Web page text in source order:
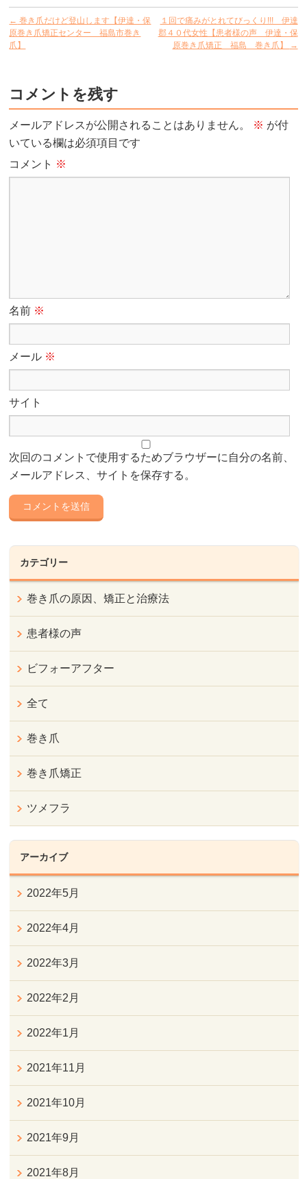
← 巻き爪だけど登山します【伊達・保
原巻き爪矯正センター 福島市巻き
爪】
１回で痛みがとれてびっくり!!! 伊達
郡４０代女性【患者様の声 伊達・保
原巻き爪矯正 福島 巻き爪】
→
コメントを残す
メールアドレスが公開されることはありません。 ※ が付
いている欄は必須項目です
コメント ※
名前 ※
メール ※
サイト
次回のコメントで使用するためブラウザーに自分の名前、
メールアドレス、サイトを保存する。
カテゴリー
巻き爪の原因、矯正と治療法
患者様の声
ビフォーアフター
全て
巻き爪
巻き爪矯正
ツメフラ
アーカイブ
2022年5月
2022年4月
2022年3月
2022年2月
2022年1月
2021年11月
2021年10月
2021年9月
2021年8月